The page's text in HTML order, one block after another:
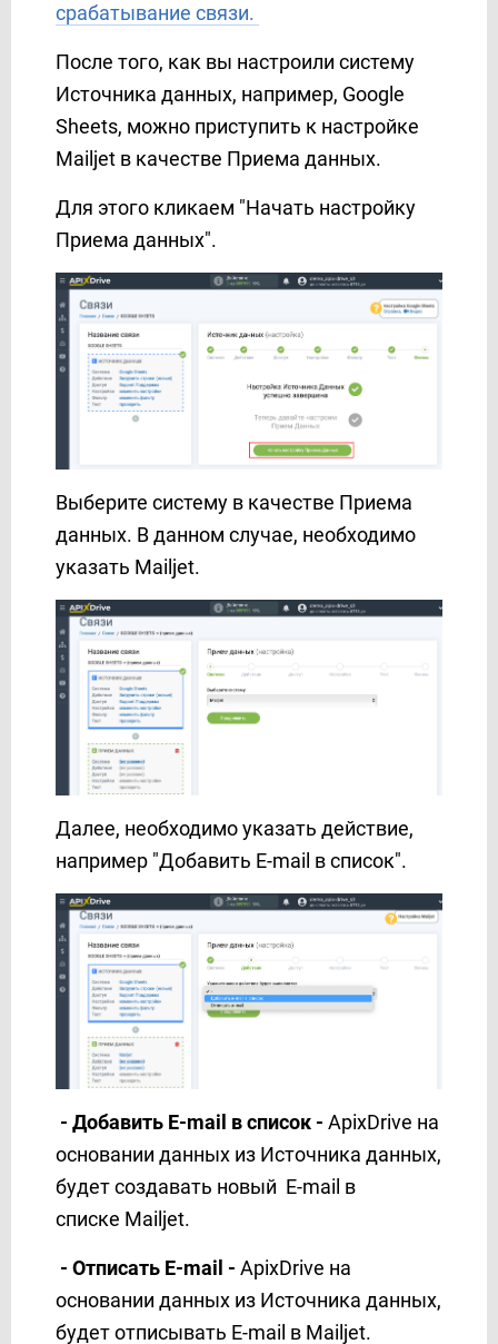
D7 SMS
Ecwid
Elastic Email
eSputnik
EVE.calls
ExpertSender
Facebook
Facebook Messenger
FeedBlitz
Feedgee
Freshworks
GetResponse
Gist
Google Analytics 4
Google BigQuery
Google Calendar
Google Contacts
Google Drive
Google Sheets
GoReminders
HelpCrunch
HubSpot
Hunter.io
iCloud
INBOX.LV
Infobip
Instagram
Instantly
Jira Service Management
Jira Software
JSON
Justin
срабатывание связи.
После того, как вы настроили систему
Источника данных, например, Google
Sheets, можно приступить к настройке
Mailjet в качестве Приема данных.
Для этого кликаем "Начать настройку
Приема данных".
Выберите систему в качестве Приема
данных. В данном случае, необходимо
указать Mailjet.
Далее, необходимо указать действие,
например "Добавить E-mail в список".
- Добавить E-mail в список - ApixDrive на
основании данных из Источника данных,
будет создавать новый E-mail в
списке Mailjet.
- Отписать E-mail - ApixDrive на
основании данных из Источника данных,
будет отписывать E-mail в Mailjet.